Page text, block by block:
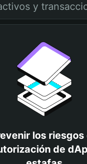
y
los riesgos
de